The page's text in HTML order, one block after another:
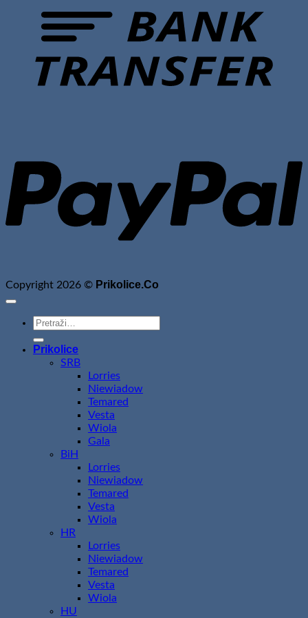
Copyright 2026 © Prikolice.Co
Pretraži:
Prikolice
SRB
Lorries
Niewiadow
Temared
Vesta
Wiola
Gala
BiH
Lorries
Niewiadow
Temared
Vesta
Wiola
HR
Lorries
Niewiadow
Temared
Vesta
Wiola
HU